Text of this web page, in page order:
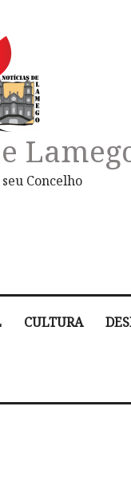
Concelho
CULTURA